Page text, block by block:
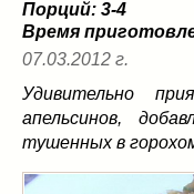
супы(99)
борщ(5)
свекольник(2)
солянка(4)
суп с
Порций: 3-4
Время
07.03.2012 г.
Удивительно
апельсинов,
тушенных в